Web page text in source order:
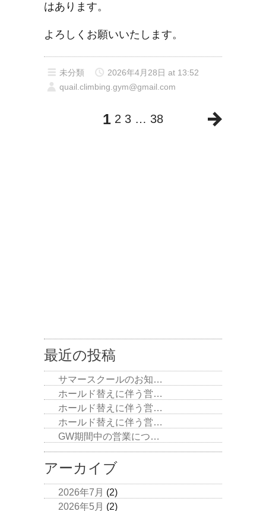
はあります。
よろしくお願いいたします。
未分類
2026年4月28日 at 13:52
quail.climbing.gym@gmail.com
1 2 3 … 38
最近の投稿
サマースクールのお知…
ホールド替えに伴う営…
ホールド替えに伴う営…
ホールド替えに伴う営…
GW期間中の営業につ…
アーカイブ
2026年7月 (2)
2026年5月 (2)